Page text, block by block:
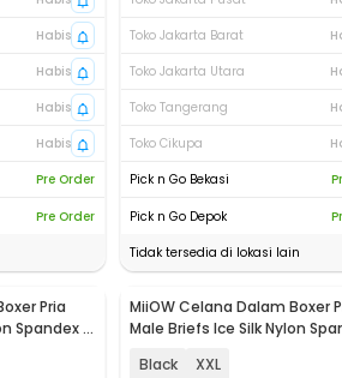
Habis
Habis
Habis
Habis
Pre Order
Pre Order
Toko Jakarta Barat
Toko Jakarta Utara
Toko Tangerang
Toko Cikupa
Pick n Go Bekasi
Pick n Go Depok
Tidak tersedia di lokasi lain
Pria
Spandex 3
Akan Datang
MiiOW Celana Dalam Boxer
Male Briefs Ice Silk Nylon
Black XXL